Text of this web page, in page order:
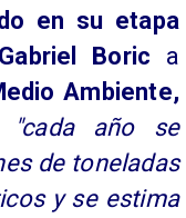
en su etapa
Boric a
Ambiente,
"cada año se
de toneladas
y se estima